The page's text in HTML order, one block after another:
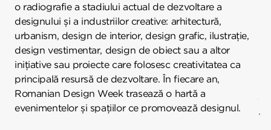
o radiografie a stadiului actual de dezvoltare a
designului și a industriilor creative: arhitectură,
urbanism, design de interior, design grafic, ilustrație,
design vestimentar, design de obiect sau a altor
inițiative sau proiecte care folosesc creativitatea ca
principală resursă de dezvoltare. În fiecare an,
Romanian Design Week trasează o hartă a
evenimentelor și spațiilor ce promovează designul.